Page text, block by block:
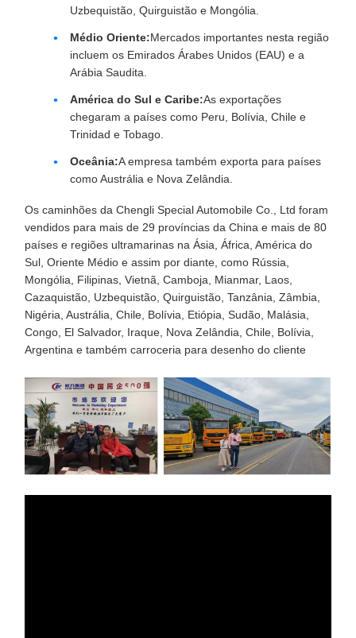
Uzbequistão, Quirguistão e Mongólia.
Médio Oriente:Mercados importantes nesta região
incluem os Emirados Árabes Unidos (EAU) e a
Arábia Saudita.
América do Sul e Caribe:As exportações
chegaram a países como Peru, Bolívia, Chile e
Trinidad e Tobago.
Oceânia:A empresa também exporta para países
como Austrália e Nova Zelândia.
Os caminhões da Chengli Special Automobile Co., Ltd foram
vendidos para mais de 29 províncias da China e mais de 80
países e regiões ultramarinas na Ásia, África, América do
Sul, Oriente Médio e assim por diante, como Rússia,
Mongólia, Filipinas, Vietnã, Camboja, Mianmar, Laos,
Cazaquistão, Uzbequistão, Quirguistão, Tanzânia, Zâmbia,
Nigéria, Austrália, Chile, Bolívia, Etiópia, Sudão, Malásia,
Congo, El Salvador, Iraque, Nova Zelândia, Chile, Bolívia,
Argentina e também carroceria para desenho do cliente